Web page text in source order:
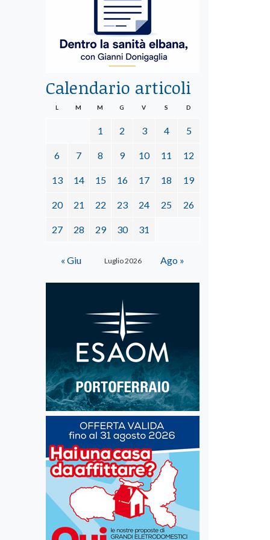
Calendario articoli
Luglio 2026
L M M G V S D
1 2 3 4 5
6 7 8 9 10 11 12
13 14 15 16 17 18 19
20 21 22 23 24 25 26
27 28 29 30 31
« Giu Ago »